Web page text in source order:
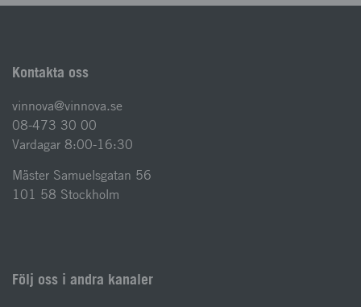
Kontakta oss
vinnova@vinnova.se
08-473 30 00
Vardagar 8:00-16:30
Mäster Samuelsgatan 56
101 58 Stockholm
Följ oss i andra kanaler